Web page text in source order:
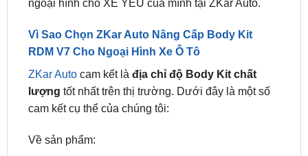
ngoại hình cho XẾ YÊU của mình tại ZKar Auto.
Vì Sao Chọn ZKar Auto Nâng Cấp Body Kit
RDM V7 Cho Ngoại Hình Xe Ô Tô
ZKar Autocam kết là địa chỉ độ Body Kit chất
lượng tốt nhất trên thị trường. Dưới đây là một số
cam kết cụ thể của chúng tôi:
Về sản phẩm: